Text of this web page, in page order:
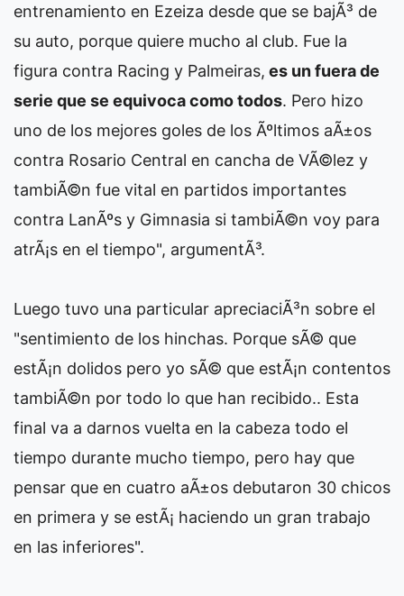
entrenamiento en Ezeiza desde que se bajÃ³ de
su auto, porque quiere mucho al club. Fue la
figura contra Racing y Palmeiras, es un fuera de
serie que se equivoca como todos. Pero hizo
uno de los mejores goles de los Ãºltimos aÃ±os
contra Rosario Central en cancha de VÃ©lez y
tambiÃ©n fue vital en partidos importantes
contra LanÃºs y Gimnasia si tambiÃ©n voy para
atrÃ¡s en el tiempo", argumentÃ³.
Luego tuvo una particular apreciaciÃ³n sobre el
"sentimiento de los hinchas. Porque sÃ© que
estÃ¡n dolidos pero yo sÃ© que estÃ¡n contentos
tambiÃ©n por todo lo que han recibido.. Esta
final va a darnos vuelta en la cabeza todo el
tiempo durante mucho tiempo, pero hay que
pensar que en cuatro aÃ±os debutaron 30 chicos
en primera y se estÃ¡ haciendo un gran trabajo
en las inferiores".